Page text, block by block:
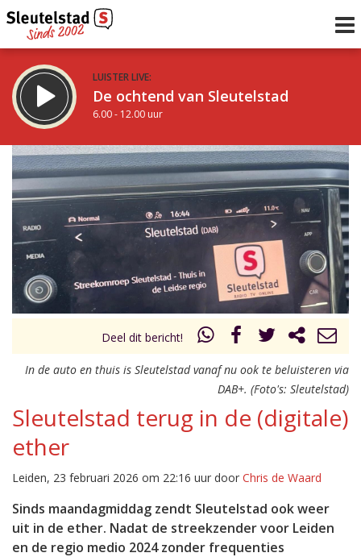
LUISTER LIVE:
De ochtend van Sleutelstad
6.00 - 12.00 uur
STRAKS:
De middag van Sleutelstad
12.00 - 19.00 uur
Vorig uur
uur 1 van 0 Volgend uur
Deel dit bericht!
In de auto en thuis is Sleutelstad vanaf nu ook te beluisteren via
DAB+. (Foto's: Sleutelstad)
Sleutelstad terug in de (digitale)
ether
Leiden, 23 februari 2026 om 22:16 uur door Chris de Waard
Sinds maandagmiddag zendt Sleutelstad ook weer
uit in de ether. Nadat de streekzender voor Leiden
en de regio medio 2024 zonder frequenties